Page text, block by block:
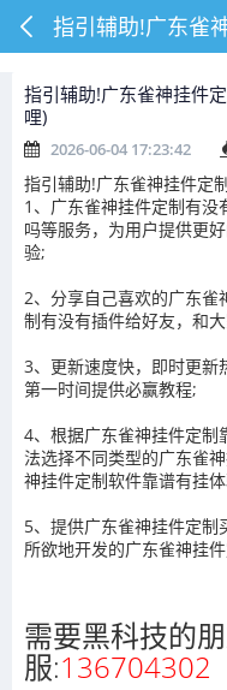
指引辅助!广东雀神挂件
哩)
2026-06-04 17:23:42
指引辅助!广东雀神挂件定
1、广东雀神挂件定制有
吗等服务，为用户提供更
验;
2、分享自己喜欢的广东雀
制有没有插件给好友，和
3、更新速度快，即时更新
第一时间提供必赢教程;
4、根据广东雀神挂件定制
法选择不同类型的广东雀
神挂件定制软件靠谱有挂
5、提供广东雀神挂件定
所欲地开发的广东雀神挂件
需要黑科技的
服:136704302